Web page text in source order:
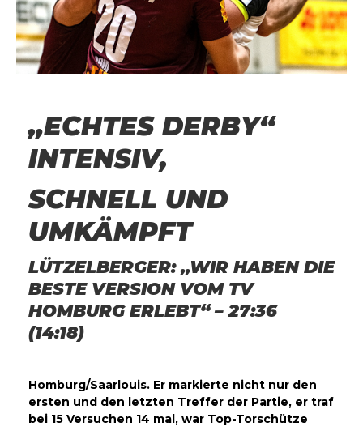
„ECHTES DERBY“
INTENSIV,
SCHNELL UND
UMKÄMPFT
LÜTZELBERGER: „WIR HABEN DIE
BESTE VERSION VOM TV
HOMBURG ERLEBT“ – 27:36
(14:18)
Homburg/Saarlouis. Er markierte nicht nur den
ersten und den letzten Treffer der Partie, er traf
bei 15 Versuchen 14 mal, war Top-Torschütze